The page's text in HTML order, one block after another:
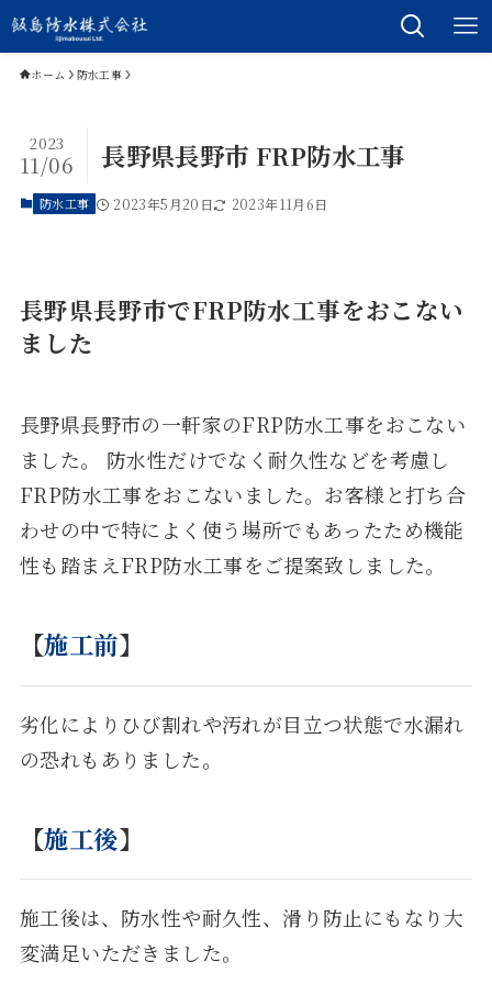
ホーム 防水工事
長野県長野市 FRP防水工事
2023
11/06
防水工事 2023年5月20日 2023年11月6日
長野県長野市でFRP防水工事をおこない
ました
長野県長野市の一軒家のFRP防水工事をおこない
ました。 防水性だけでなく耐久性などを考慮し
FRP防水工事をおこないました。お客様と打ち合
わせの中で特によく使う場所でもあったため機能
性も踏まえFRP防水工事をご提案致しました。
【施工前】
劣化によりひび割れや汚れが目立つ状態で水漏れ
の恐れもありました。
【施工後】
施工後は、防水性や耐久性、滑り防止にもなり大
変満足いただきました。